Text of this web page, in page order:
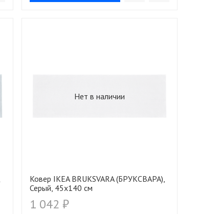
Нет в наличии
Ковер IKEA BRUKSVARA (БРУКСВАРА),
Серый, 45х140 см
1 042 ₽